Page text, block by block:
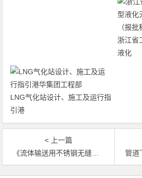
浙江省
液化
LNG气化站设计、施工及运行指
引港
< 上一篇
《流体输送用不锈钢无缝钢管》国标/T 14976-2012
管道下向